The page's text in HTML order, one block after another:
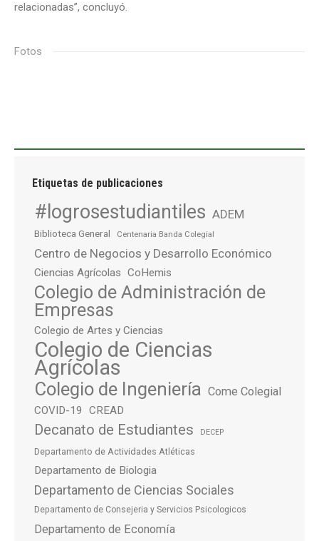
relacionadas”, concluyó.
Fotos
Etiquetas de publicaciones
#logrosestudiantiles ADEM
Biblioteca General Centenaria Banda Colegial
Centro de Negocios y Desarrollo Económico
Ciencias Agrícolas CoHemis
Colegio de Administración de
Empresas
Colegio de Artes y Ciencias
Colegio de Ciencias
Agrícolas
Colegio de Ingeniería Come Colegial
COVID-19 CREAD
Decanato de Estudiantes DECEP
Departamento de Actividades Atléticas
Departamento de Biologia
Departamento de Ciencias Sociales
Departamento de Consejeria y Servicios Psicologicos
Departamento de Economía